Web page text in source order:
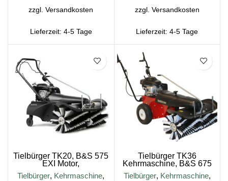
zzgl.Versandkosten
Lieferzeit: 4-5 Tage
zzgl. Versandkosten
Lieferzeit:4-5 Tage
Tielbürger TK20, B&S 575
EXI Motor,
Phantomschwarz
Tielbürger, Kehrmaschine,
Tielbürger TK36
Kehrmaschine, B&S 675
EXI Motor
Tielbürger, Kehrmaschine,